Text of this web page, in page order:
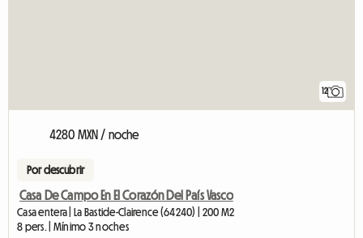
12
4280 MXN / noche
Por descubrir
Casa De Campo En El Corazón Del País Vasco
Casa entera | La Bastide-Clairence (64240) | 200 M2
8 pers. | Mínimo 3 noches